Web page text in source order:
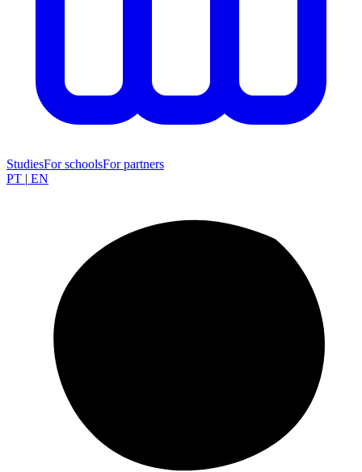
StudiesFor schoolsFor partners
PT | EN